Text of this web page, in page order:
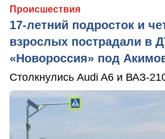
Происшествия
17-летний подросток и
взрослых пострадали в
«Новороссия» под
Столкнулись Audi A6 и ВАЗ-